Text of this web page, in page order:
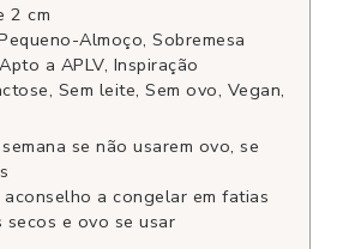
2 cm
Almoço, Sobremesa
Apto a APLV, Inspiração
Sem leite, Sem ovo, Vegan,
se não usarem ovo, se
aconselho a congelar em fatias
secos e ovo se usar